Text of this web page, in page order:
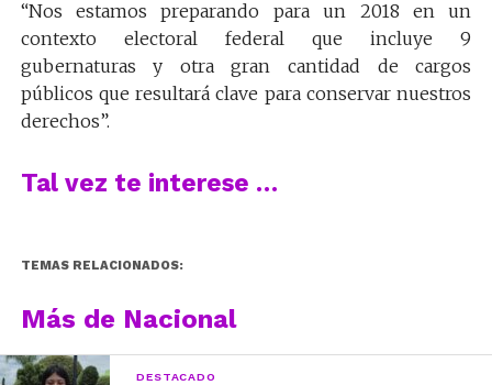
“Nos estamos preparando para un 2018 en un
contexto electoral federal que incluye 9
gubernaturas y otra gran cantidad de cargos
públicos que resultará clave para conservar nuestros
derechos”.
Tal vez te interese …
TEMAS RELACIONADOS:
Más de Nacional
DESTACADO